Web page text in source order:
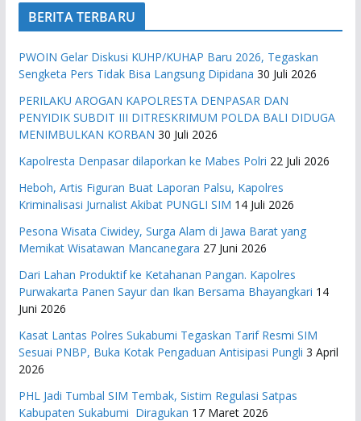
BERITA TERBARU
PWOIN Gelar Diskusi KUHP/KUHAP Baru 2026, Tegaskan
Sengketa Pers Tidak Bisa Langsung Dipidana 30 Juli 2026
PERILAKU AROGAN KAPOLRESTA DENPASAR DAN
PENYIDIK SUBDIT III DITRESKRIMUM POLDA BALI DIDUGA
MENIMBULKAN KORBAN 30 Juli 2026
Kapolresta Denpasar dilaporkan ke Mabes Polri 22 Juli 2026
Heboh, Artis Figuran Buat Laporan Palsu, Kapolres
Kriminalisasi Jurnalist Akibat PUNGLI SIM 14 Juli 2026
Pesona Wisata Ciwidey, Surga Alam di Jawa Barat yang
Memikat Wisatawan Mancanegara 27 Juni 2026
Dari Lahan Produktif ke Ketahanan Pangan. Kapolres
Purwakarta Panen Sayur dan Ikan Bersama Bhayangkari 14
Juni 2026
Kasat Lantas Polres Sukabumi Tegaskan Tarif Resmi SIM
Sesuai PNBP, Buka Kotak Pengaduan Antisipasi Pungli 3 April
2026
PHL Jadi Tumbal SIM Tembak, Sistim Regulasi Satpas
Kabupaten Sukabumi Diragukan 17 Maret 2026